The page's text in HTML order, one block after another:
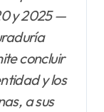
y 2025 —
concluir
y los
a sus